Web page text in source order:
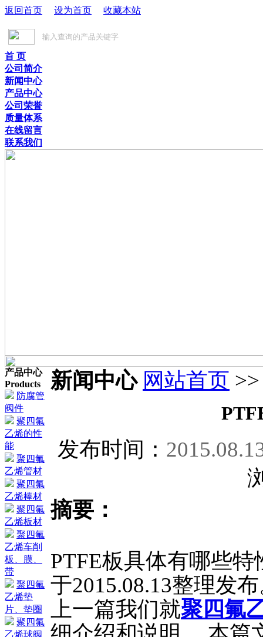
返回首页 设为首页 收藏本站
首 页
公司简介
新闻中心
产品中心
公司荣誉
质量体系
在线留言
联系我们
产品中心
Products
防腐管
阀件
聚四氟
乙烯的性
能
聚四氟
乙烯管材
聚四氟
乙烯棒材
聚四氟
乙烯板材
聚四氟
乙烯车削
板、膜、
带
聚四氟
乙烯垫
片、垫圈
聚四氟
乙烯球阀
新闻中心 网站首页
发布时间：
摘要：
PTFE板具体有哪些
于2015.08.13整理发
上一篇我们就聚四氟